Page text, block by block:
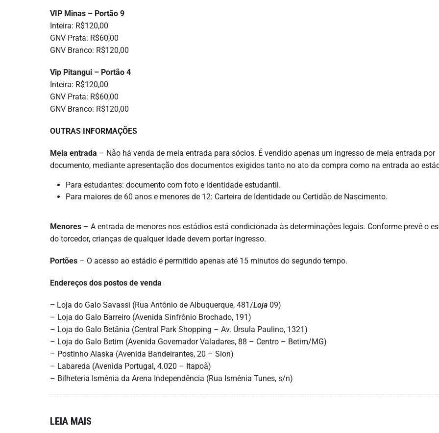
VIP Minas – Portão 9
Inteira: R$120,00
GNV Prata: R$60,00
GNV Branco: R$120,00
Vip Pitangui – Portão 4
Inteira: R$120,00
GNV Prata: R$60,00
GNV Branco: R$120,00
OUTRAS INFORMAÇÕES
Meia entrada – Não há venda de meia entrada para sócios. É vendido apenas um ingresso de meia entrada por
documento, mediante apresentação dos documentos exigidos tanto no ato da compra como na entrada ao
Para estudantes: documento com foto e identidade estudantil.
Para maiores de 60 anos e menores de 12: Carteira de Identidade ou Certidão de Nascimento.
Menores – A entrada de menores nos estádios está condicionada às determinações legais. Conforme prevê o
do torcedor, crianças de qualquer idade devem portar ingresso.
Portões – O acesso ao estádio é permitido apenas até 15 minutos do segundo tempo.
Endereços dos postos de venda
– Loja do Galo Savassi (Rua Antônio de Albuquerque, 481/Loja 09)
– Loja do Galo Barreiro (Avenida Sinfrônio Brochado, 191)
– Loja do Galo Betânia (Central Park Shopping – Av. Úrsula Paulino, 1321)
– Loja do Galo Betim (Avenida Governador Valadares, 88 – Centro – Betim/MG)
– Postinho Alaska (Avenida Bandeirantes, 20 – Sion)
– Labareda (Avenida Portugal, 4.020 – Itapoã)
– Bilheteria Ismênia da Arena Independência (Rua Ismênia Tunes, s/n)
LEIA MAIS